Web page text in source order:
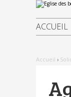
Aller
au
contenu.
|
Aller
Outils
personnels
ACCUEIL
Accueil ›